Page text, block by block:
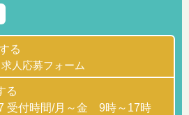
る
人応募フォーム
る
受付時間/月～金 9時～17時